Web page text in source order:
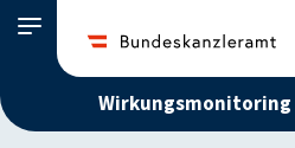
Wirkungsmonitoring